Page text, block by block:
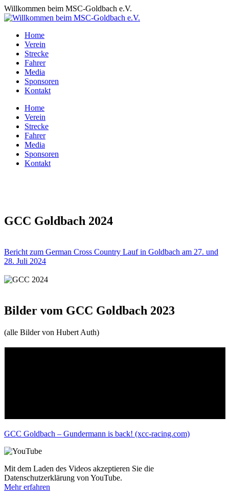
Zum
Inhalt
Willkommen beim MSC-Goldbach e.V.
Home
Verein
Strecke
Fahrer
Media
Sponsoren
Kontakt
Home
Verein
Strecke
Fahrer
Media
Sponsoren
Kontakt
GCC Goldbach 2024
Bericht zum German Cross Country Lauf in Goldbach am 27. und
28. Juli 2024
Bilder vom GCC Goldbach 2023
(alle Bilder von Hubert Auth)
GCC Goldbach – Gundermann is back! (xcc-racing.com)
Mit dem Laden des Videos akzeptieren Sie die
Datenschutzerklärung von YouTube.
Mehr erfahren